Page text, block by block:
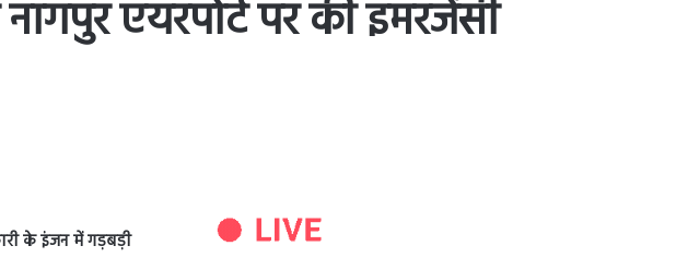
एयरपोर्ट पर की इमरजेंसी
के इंजन में गड़बड़ी